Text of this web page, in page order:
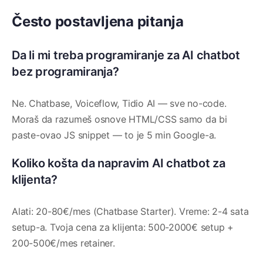
Često postavljena pitanja
Da li mi treba programiranje za AI chatbot
bez programiranja?
Ne. Chatbase, Voiceflow, Tidio AI — sve no-code.
Moraš da razumeš osnove HTML/CSS samo da bi
paste-ovao JS snippet — to je 5 min Google-a.
Koliko košta da napravim AI chatbot za
klijenta?
Alati: 20-80€/mes (Chatbase Starter). Vreme: 2-4 sata
setup-a. Tvoja cena za klijenta: 500-2000€ setup +
200-500€/mes retainer.